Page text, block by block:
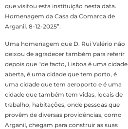
que visitou esta instituição nesta data.
Homenagem da Casa da Comarca de
Arganil. 8-12-2025”.
Uma homenagem que D. Rui Valério não
deixou de agradecer também para referir
depois que “de facto, Lisboa é uma cidade
aberta, é uma cidade que tem porto, é
uma cidade que tem aeroporto e é uma
cidade que também tem vidas, locais de
trabalho, habitações, onde pessoas que
provêm de diversas providências, como
Arganil, chegam para construir as suas